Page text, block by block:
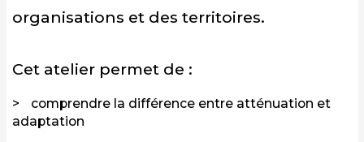
organisations et des territoires.
Cet atelier permet de :
comprendre la différence entre atténuation et
adaptation